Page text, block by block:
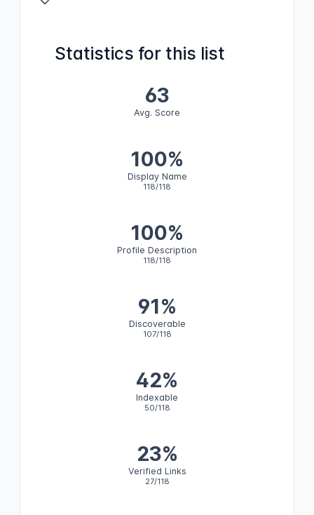
Statistics for this list
63
Avg. Score
100%
Display Name
118/118
100%
Profile Description
118/118
91%
Discoverable
107/118
42%
Indexable
50/118
23%
Verified Links
27/118